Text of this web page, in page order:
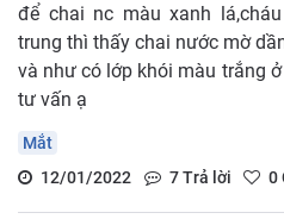
để chai nc màu xanh
trung thì thấy chai nước mờ
và như có lớp khói màu trắng
tư vấn ạ
Mắt
12/01/2022
7Trả lời 0